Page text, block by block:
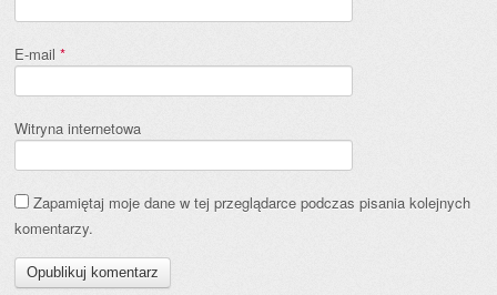
E-mail *
Witryna internetowa
Zapamiętaj moje dane w tej przeglądarce podczas pisania kolejnych
komentarzy.